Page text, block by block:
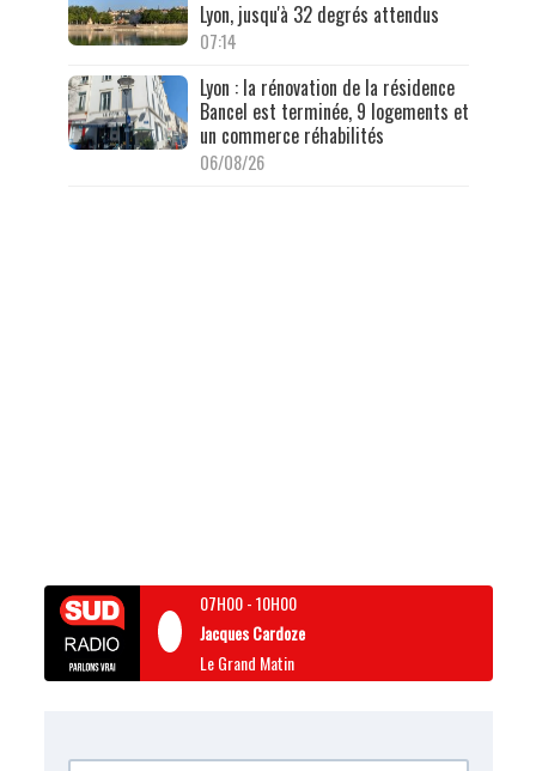
Lyon, jusqu'à 32 degrés attendus
07:14
Lyon : la rénovation de la résidence
Bancel est terminée, 9 logements et
un commerce réhabilités
06/08/26
07H00-10H00
Jacques Cardoze
Le Grand Matin